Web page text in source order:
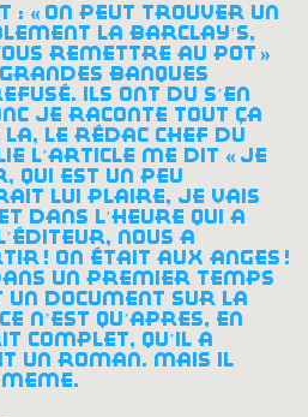
: « on peut trouver un
la barclay’s,
remettre au pot »
banques
ils ont dû s’en
je raconte tout ça
là, le rédac chef du
l’article me dit « je
qui est un peu
lui plaire, je vais
dans l’heure qui a
nous a
! on était aux anges !
un premier temps
un document sur la
n’est qu’après, en
complet, qu’il a
un roman. mais il